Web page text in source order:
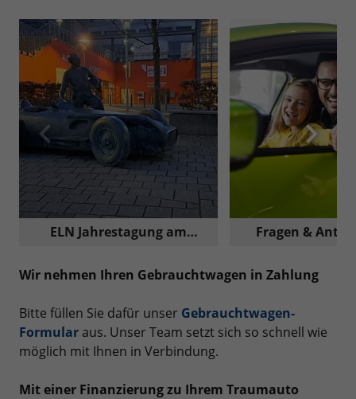
ELN Jahrestagung am
Fragen &
Wir nehmen Ihren Gebrauchtwagen in Zahlung
Bitte füllen Sie dafür unser Gebrauchtwagen-
Formular aus. Unser Team setzt sich so schnell wie
möglich mit Ihnen in Verbindung.
Mit einer Finanzierung zu Ihrem Traumauto